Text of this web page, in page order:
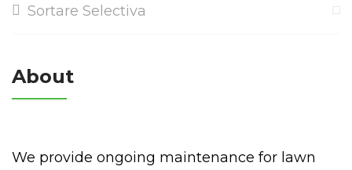
Sortare Selectiva
About
We provide ongoing maintenance for lawn